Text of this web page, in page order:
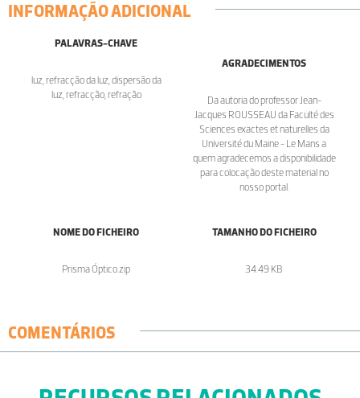
INFORMAÇÃO ADICIONAL
PALAVRAS-CHAVE
luz, refracção da luz, dispersão da
luz, refracção, refração
AGRADECIMENTOS
Da autoria do professor Jean-
Jacques ROUSSEAU da Faculté des
Sciences exactes et naturelles da
Université du Maine - Le Mans a
quem agradecemos a disponibilidade
para colocação deste material no
nosso portal.
NOME DO FICHEIRO
Prisma Óptico.zip
TAMANHO DO FICHEIRO
34.49 KB
COMENTÁRIOS